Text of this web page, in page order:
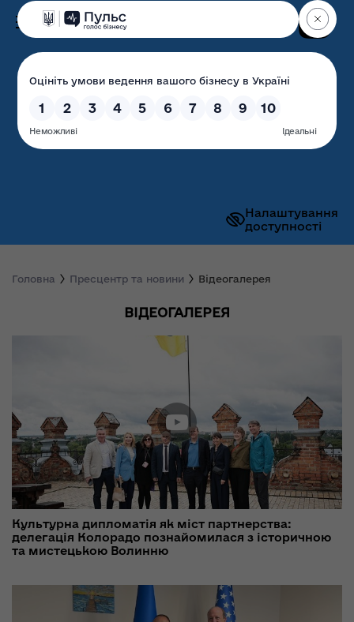
Налаштування
доступності
Волинська обласна
державна адміністрація
Головна Пресцентр та новини Відеогалерея
ВІДЕОГАЛЕРЕЯ
Культурна дипломатія як міст партнерства:
делегація Колорадо познайомилася з історичною
та мистецькою Волинню